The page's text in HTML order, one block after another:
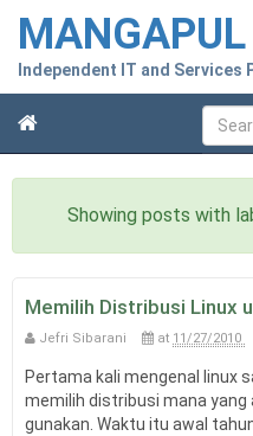
MANGAPUL
Independent IT and Services
Showing posts with
Memilih Distribusi Linux
Jefri Sibarani at 11/27/2010
Pertama kali mengenal linux
memilih distribusi mana yang
gunakan. Waktu itu awal